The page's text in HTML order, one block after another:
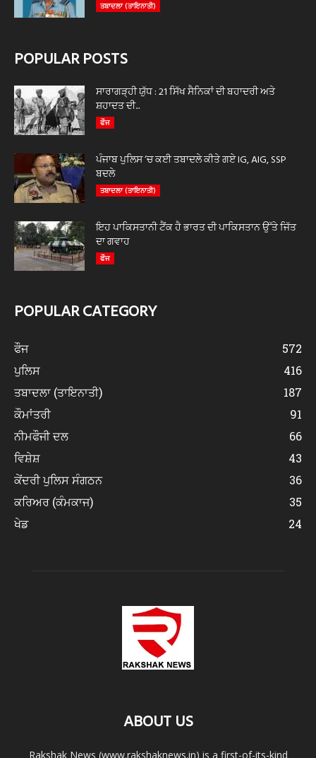
ਤਬਾਦਲਾ (ਤਾਇਨਾਤੀ)
POPULAR POSTS
ਸਾਰਾਗੜ੍ਹੀ ਯੁੱਧ : 21 ਸਿੱਖ ਸੈਨਿਕਾਂ ਦੀ ਬਹਾਦਰੀ ਅਤੇ
ਸ਼ਹਾਦਤ ਦੀ...
ਫੌਜ
ਪੰਜਾਬ ਪੁਲਿਸ ‘ਚ ਕਈ ਤਬਾਦਲੇ ਕੀਤੇ ਗਏ IG, AIG, SSP
ਬਦਲੇ
ਤਬਾਦਲਾ (ਤਾਇਨਾਤੀ)
ਇਹ ਪਾਕਿਸਤਾਨੀ ਟੈਂਕ ਹੈ ਭਾਰਤ ਦੀ ਪਾਕਿਸਤਾਨ ਉੱਤੇ ਜਿੱਤ
ਦਾ ਗਵਾਹ
ਫੌਜ
POPULAR CATEGORY
ਫੌਜ
572
ਪੁਲਿਸ
416
ਤਬਾਦਲਾ (ਤਾਇਨਾਤੀ)
187
ਕੌਮਾਂਤਰੀ
91
ਨੀਮਫੌਜੀ ਦਲ
66
ਵਿਸ਼ੇਸ਼
43
ਕੇਂਦਰੀ ਪੁਲਿਸ ਸੰਗਠਨ
36
ਕਰਿਅਰ (ਕੰਮਕਾਜ)
35
ਖੇਡ
24
ABOUT US
Rakshak News (www.rakshaknews.in) is a first-of-its-kind